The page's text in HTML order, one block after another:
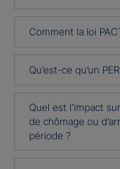
Comment la loi
Qu’est-ce qu’un
Quel est l’impact
de chômage ou
période ?